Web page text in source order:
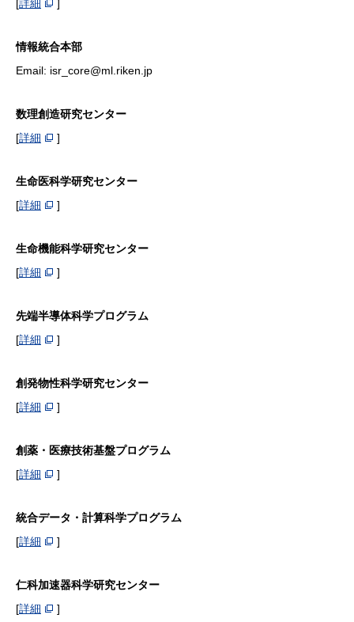
[詳細 ]
情報統合本部
Email: isr_core@ml.riken.jp
数理創造研究センター
[詳細 ]
生命医科学研究センター
[詳細 ]
生命機能科学研究センター
[詳細 ]
先端半導体科学プログラム
[詳細 ]
創発物性科学研究センター
[詳細 ]
創薬・医療技術基盤プログラム
[詳細 ]
統合データ・計算科学プログラム
[詳細 ]
仁科加速器科学研究センター
[詳細 ]